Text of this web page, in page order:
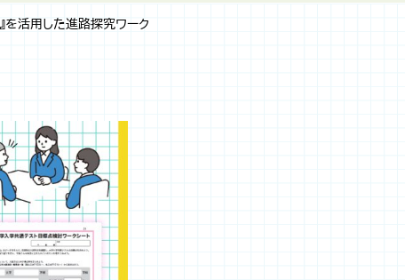
を活用した進路探究ワーク